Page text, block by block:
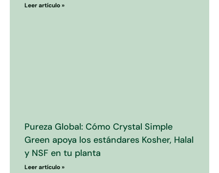
Leer artículo »
Pureza Global: Cómo Crystal Simple
Green apoya los estándares Kosher, Halal
y NSF en tu planta
Leer artículo »